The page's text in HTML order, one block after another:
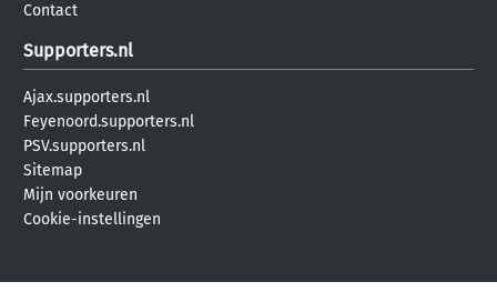
Contact
Supporters.nl
Ajax.supporters.nl
Feyenoord.supporters.nl
PSV.supporters.nl
Sitemap
Mijn voorkeuren
Cookie-instellingen